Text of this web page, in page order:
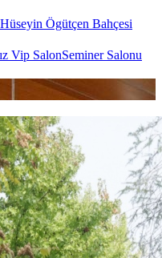
Ögütçen Bahçesi
Vip SalonSeminer Salonu